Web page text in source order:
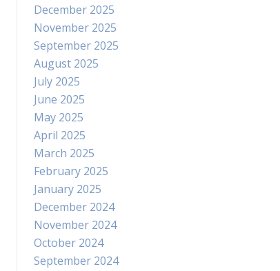
December 2025
November 2025
September 2025
August 2025
July 2025
June 2025
May 2025
April 2025
March 2025
February 2025
January 2025
December 2024
November 2024
October 2024
September 2024